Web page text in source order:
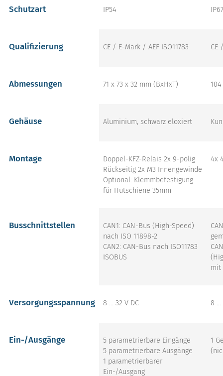
Schutzart IP54 IP67
Qualifizierung CE / E-Mark / AEF ISO11783 CE
Abmessungen 71 x 73 x 32 mm (BxHxT)
Gehäuse Aluminium, schwarz eloxiert
Montage
Doppel-KFZ-Relais 2x 9-polig
Rückseitig 2x M3 Innengewinde
Optional: Klemmbefestigung
für Hutschiene 35mm
4x
Busschnittstellen
CAN1: CAN-Bus (High-Speed)
nach ISO 11898-2
CAN2: CAN-Bus nach ISO11783
ISOBUS
mit
Versorgungsspannung 8 ... 32 V DC 8 ...
Ein-/Ausgänge
5 parametrierbare Eingänge
5 parametrierbare Ausgänge
1 parametrierbarer
Ein-/Ausgang
1